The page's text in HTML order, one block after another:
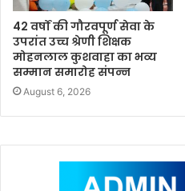
42 वर्षों की गौरवपूर्ण सेवा के
उपरांत उच्च श्रेणी शिक्षक
मोहनलाल कुशवाहा का भव्य
सम्मान समारोह संपन्न
August 6, 2026